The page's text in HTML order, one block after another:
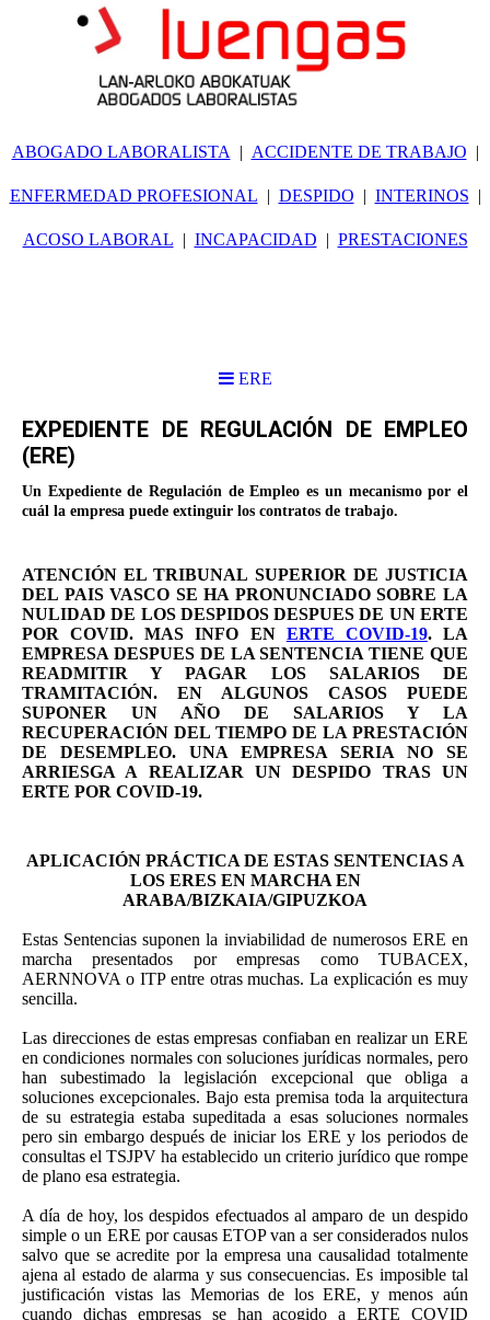
ABOGADO LABORALISTA ACCIDENTE DE TRABAJO
ENFERMEDAD PROFESIONAL DESPIDO INTERINOS
ACOSO LABORAL INCAPACIDAD PRESTACIONES
ERE
EXPEDIENTE DE REGULACIÓN DE EMPLEO
(ERE)
Un Expediente de Regulación de Empleo es un mecanismo por el
cuál la empresa puede extinguir los contratos de trabajo.
ATENCIÓN EL TRIBUNAL SUPERIOR DE JUSTICIA
DEL PAIS VASCO SE HA PRONUNCIADO SOBRE LA
NULIDAD DE LOS DESPIDOS DESPUES DE UN ERTE
POR COVID. MAS INFO EN ERTE COVID-19. LA
EMPRESA DESPUES DE LA SENTENCIA TIENE QUE
READMITIR Y PAGAR LOS SALARIOS DE
TRAMITACIÓN. EN ALGUNOS CASOS PUEDE
SUPONER UN AÑO DE SALARIOS Y LA
RECUPERACIÓN DEL TIEMPO DE LA PRESTACIÓN
DE DESEMPLEO. UNA EMPRESA SERIA NO SE
ARRIESGA A REALIZAR UN DESPIDO TRAS UN
ERTE POR COVID-19.
APLICACIÓN PRÁCTICA DE ESTAS SENTENCIAS A
LOS ERES EN MARCHA EN
ARABA/BIZKAIA/GIPUZKOA
Estas Sentencias suponen la inviabilidad de numerosos ERE en
marcha presentados por empresas como TUBACEX,
AERNNOVA o ITP entre otras muchas. La explicación es muy
sencilla.
Las direcciones de estas empresas confiaban en realizar un ERE
en condiciones normales con soluciones jurídicas normales, pero
han subestimado la legislación excepcional que obliga a
soluciones excepcionales. Bajo esta premisa toda la arquitectura
de su estrategia estaba supeditada a esas soluciones normales
pero sin embargo después de iniciar los ERE y los periodos de
consultas el TSJPV ha establecido un criterio jurídico que rompe
de plano esa estrategia.
A día de hoy, los despidos efectuados al amparo de un despido
simple o un ERE por causas ETOP van a ser considerados nulos
salvo que se acredite por la empresa una causalidad totalmente
ajena al estado de alarma y sus consecuencias. Es imposible tal
justificación vistas las Memorias de los ERE, y menos aún
cuando dichas empresas se han acogido a ERTE COVID